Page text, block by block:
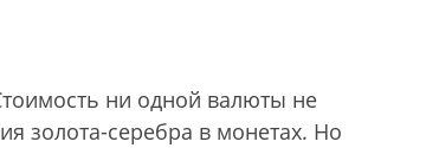
ни одной валюты не
золота-серебра в монетах. Но